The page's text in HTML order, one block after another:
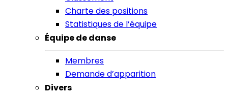
Charte des positions
Statistiques de l’équipe
Équipe de danse
Membres
Demande d’apparition
Divers